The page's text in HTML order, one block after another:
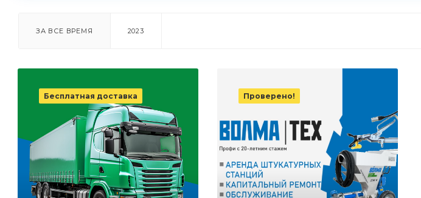
ЗА ВСЕ ВРЕМЯ 2023
Бесплатная доставка Проверено!